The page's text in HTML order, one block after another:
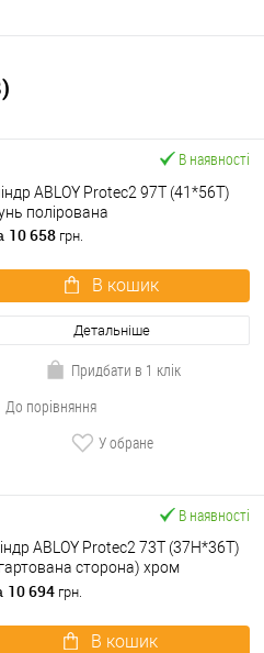
В наявності
ABLOY Protec2 97T (41*56T)
полірована
10 658 грн.
В кошик
Детальніше
Придбати в 1 клік
До порівняння
У обране
В наявності
ABLOY Protec2 73T (37H*36T)
сторона) хром
10 694 грн.
В кошик